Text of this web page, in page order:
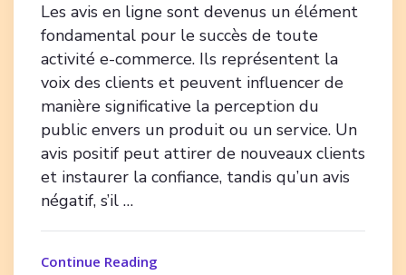
Les avis en ligne sont devenus un élément
fondamental pour le succès de toute
activité e-commerce. Ils représentent la
voix des clients et peuvent influencer de
manière significative la perception du
public envers un produit ou un service. Un
avis positif peut attirer de nouveaux clients
et instaurer la confiance, tandis qu’un avis
négatif, s’il …
Continue Reading